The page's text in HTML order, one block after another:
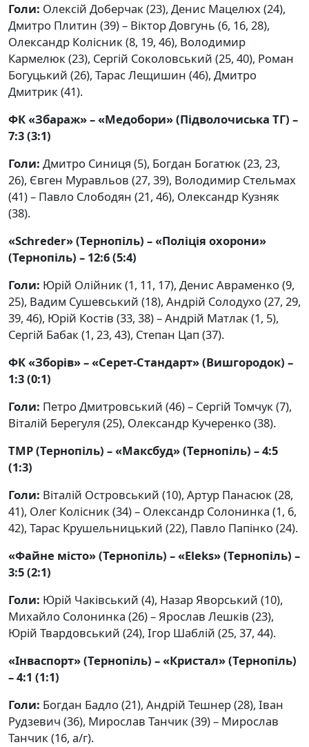
Голи: Олексій Доберчак (23), Денис Мацелюх (24),
Дмитро Плитин (39) – Віктор Довгунь (6, 16, 28),
Олександр Колісник (8, 19, 46), Володимир
Кармелюк (23), Сергій Соколовський (25, 40), Роман
Богуцький (26), Тарас Лещишин (46), Дмитро
Дмитрик (41).
ФК «Збараж» – «Медобори» (Підволочиська ТГ) –
7:3 (3:1)
Голи: Дмитро Синиця (5), Богдан Богатюк (23, 23,
26), Євген Муравльов (27, 39), Володимир Стельмах
(41) – Павло Слободян (21, 46), Олександр Кузняк
(38).
«Schreder» (Тернопіль) – «Поліція охорони»
(Тернопіль) – 12:6 (5:4)
Голи: Юрій Олійник (1, 11, 17), Денис Авраменко (9,
25), Вадим Сушевський (18), Андрій Солодухо (27, 29,
39, 46), Юрій Костів (33, 38) – Андрій Матлак (1, 5),
Сергій Бабак (1, 23, 43), Степан Цап (37).
ФК «Зборів» – «Серет-Стандарт» (Вишгородок) –
1:3 (0:1)
Голи: Петро Дмитровський (46) – Сергій Томчук (7),
Віталій Берегуля (25), Олександр Кучеренко (38).
ТМР (Тернопіль) – «Максбуд» (Тернопіль) – 4:5
(1:3)
Голи: Віталій Островський (10), Артур Панасюк (28,
41), Олег Колісник (34) – Олександр Солонинка (1, 6,
42), Тарас Крушельницький (22), Павло Папінко (24).
«Файне місто» (Тернопіль) – «Eleks» (Тернопіль) –
3:5 (2:1)
Голи: Юрій Чаківський (4), Назар Яворський (10),
Михайло Солонинка (26) –Ярослав Лешків (23),
Юрій Твардовський (24), Ігор Шаблій (25, 37, 44).
«Інваспорт» (Тернопіль) – «Кристал» (Тернопіль)
– 4:1 (1:1)
Голи: Богдан Бадло (21), Андрій Тешнер (28), Іван
Рудзевич (36), Мирослав Танчик (39) – Мирослав
Танчик (16, а/г).